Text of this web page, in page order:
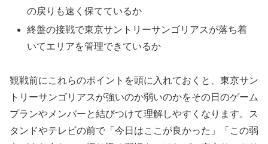
の戻りも速く保てているか
終盤の接戦で東京サントリーサンゴリアスが落ち着
いてエリアを管理できているか
観戦前にこれらのポイントを頭に入れておくと、東京サン
トリーサンゴリアスが強いのか弱いのかをその日のゲーム
プランやメンバーと結びつけて理解しやすくなります。ス
タンドやテレビの前で「今日はここが良かった」「この弱